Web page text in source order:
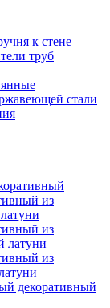
к стене
труб
стали
из
из
латуни
из
декоративный